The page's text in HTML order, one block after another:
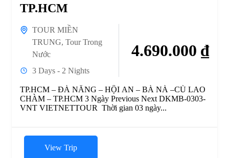
TP.HCM
TOUR MIỀN
TRUNG, Tour Trong
Nước
3 Days - 2 Nights
4.690.000 ₫
TP.HCM – ĐÀ NẴNG – HỘI AN – BÀ NÀ –CÙ LAO
CHÀM – TP.HCM 3 Ngày Previous Next DKMB-0303-
VNT VIETNETTOUR Thời gian 03 ngày...
View Trip